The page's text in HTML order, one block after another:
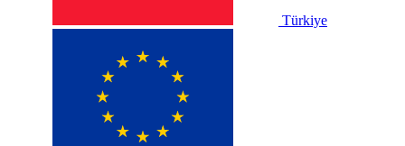
Türkiye